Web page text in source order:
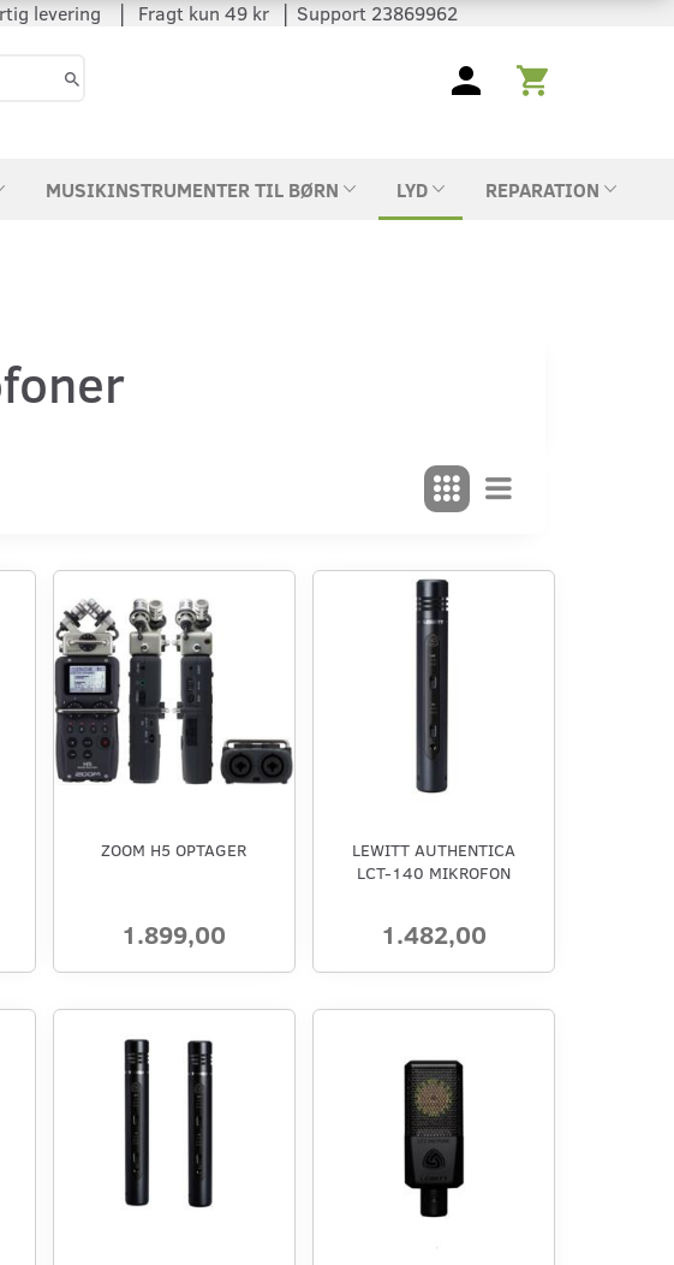
levering │ Fragt kun 49 kr │ Support 23869962
MUSIKINSTRUMENTER TIL BØRN LYD REPARATION
ZOOM H5 OPTAGER
1.899,00
LEWITT AUTHENTICA
LCT-140 MIKROFON
1.482,00